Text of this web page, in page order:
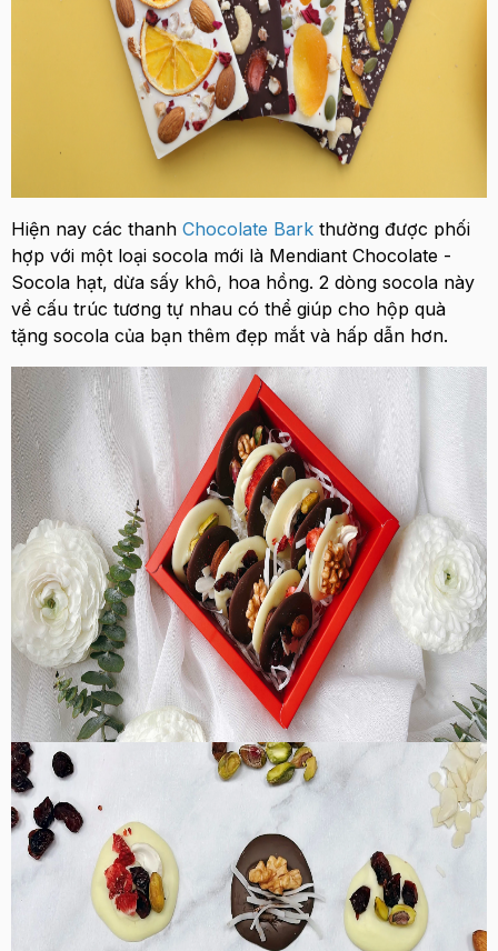
Hiện nay các thanh Chocolate Bark thường được phối
hợp với một loại socola mới là Mendiant Chocolate -
Socola hạt, dừa sấy khô, hoa hồng. 2 dòng socola này
về cấu trúc tương tự nhau có thể giúp cho hộp quà
tặng socola của bạn thêm đẹp mắt và hấp dẫn hơn.